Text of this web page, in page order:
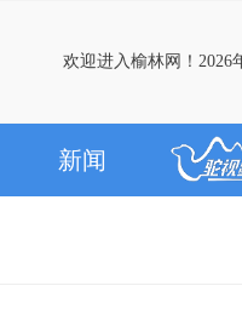
欢迎进入榆林网！2026
新闻